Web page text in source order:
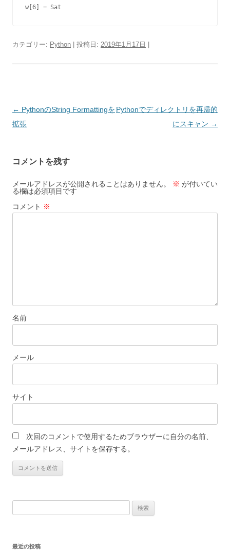
w[6] = Sat
カテゴリー: Python | 投稿日: 2019年1月17日
投
稿
ゲ
ー
シ
ョ
← PythonのString Formattingを
拡張
Pythonでディレクトリを再帰的
にスキャン →
コメントを残す
メールアドレスが公開されることはありません。 ※ が付いてい
る欄は必須項目です
コメント ※
名前
メール
サイト
次回のコメントで使用するためブラウザーに自分の名前、
メールアドレス、サイトを保存する。
最近の投稿